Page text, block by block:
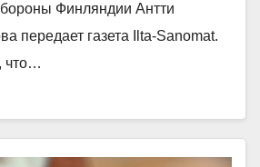
Финляндии Антти
передает газета Ilta-Sanomat.
что…